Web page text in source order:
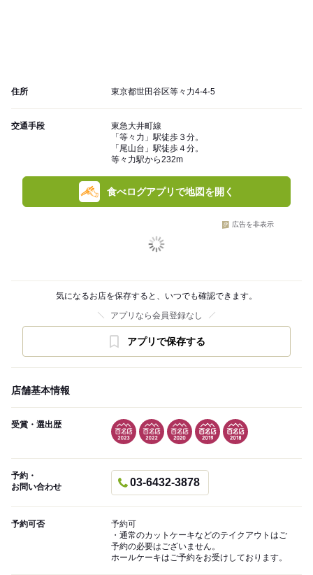
住所 東京都世田谷区等々力4-4-5
交通手段
東急大井町線
「等々力」駅徒歩３分。
「尾山台」駅徒歩４分。
等々力駅から232m
食べログアプリで地図を開く
広告を非表示
気になるお店を保存すると、いつでも確認できます。
アプリなら会員登録なし
アプリで保存する
店舗基本情報
受賞・選出歴
予約・
お問い合わせ
03-6432-3878
予約可否
予約可
・通常のカットケーキなどのテイクアウトはご
予約の必要はございません。
ホールケーキはご予約をお受けしております。